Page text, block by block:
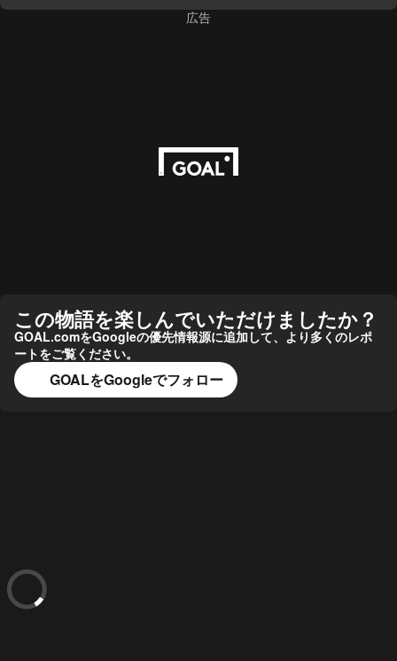
広告
この物語を楽しんでいただけましたか？
GOAL.comをGoogleの優先情報源に追加して、より多くのレポ
ートをご覧ください。
GOALをGoogleでフォロー